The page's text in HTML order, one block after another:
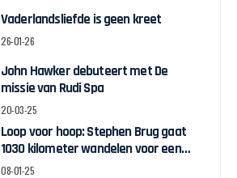
Vaderlandsliefde is geen kreet
26-01-26
John Hawker debuteert met De
missie van Rudi Spa
20-03-25
Loop voor hoop: Stephen Brug gaat
1030 kilometer wandelen voor een
kankervrij Suriname
08-01-25